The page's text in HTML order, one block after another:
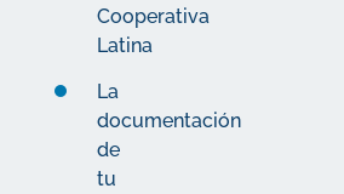
Cooperativa
Latina
La
documentación
de
tu